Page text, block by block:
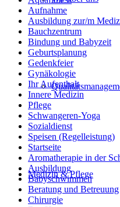
Medizin & Pflege
Aufnahme
Ausbildung zur/m
Bauchzentrum
Bindung und Babyzeit
Geburtsplanung
Gedenkfeier
Gynäkologie
Ihr Aufenthalt
Innere Medizin
Pflege
Schwangeren-Yoga
Sozialdienst
Speisen (Regelleistung)
Startseite
Aromatherapie in der
Ausbildung
Babyschwimmen
Beratung und Betreuung
Chirurgie